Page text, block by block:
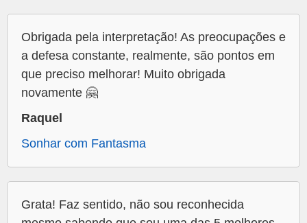
Obrigada pela interpretação! As preocupações e
a defesa constante, realmente, são pontos em
que preciso melhorar! Muito obrigada
novamente 🤗
Raquel
Sonhar com Fantasma
Grata! Faz sentido, não sou reconhecida